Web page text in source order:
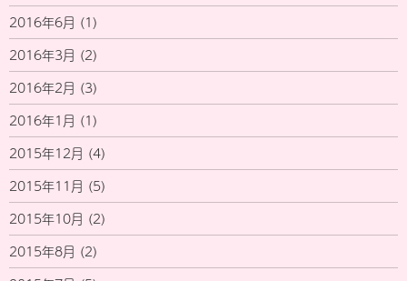
2016年6月 (1)
2016年3月 (2)
2016年2月 (3)
2016年1月 (1)
2015年12月 (4)
2015年11月 (5)
2015年10月 (2)
2015年8月 (2)